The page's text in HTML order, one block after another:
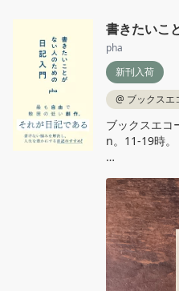
書きたいこ
pha
新刊入荷
@ ブックスエ
ブックスエコ
n。11‐19時。
門』星海社新
何か文章を書
ことがあるわ
あえず日記を
悩みを解決し
め！